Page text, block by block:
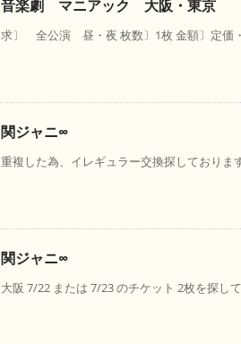
音楽劇 マニアック 大阪・東京
求〕 全公演 昼・夜 枚数〕1枚 金額〕定価
関ジャニ∞
重複した為、イレギュラー交換探しておりま
関ジャニ∞
大阪 7/22 または 7/23 のチケット 2枚を探し